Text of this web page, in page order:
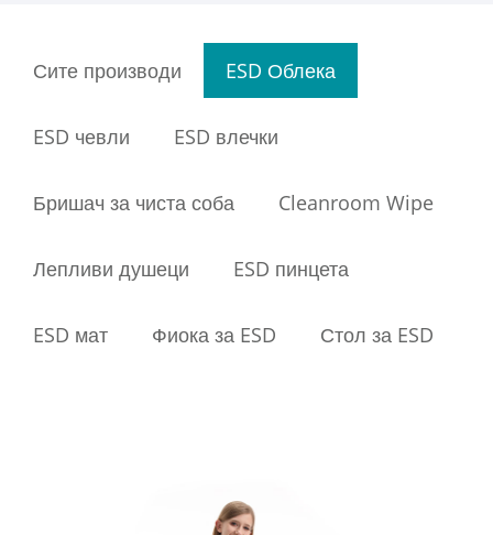
Сите производи ESD Облека
ESD чевли ESD влечки
Бришач за чиста соба Cleanroom Wipe
Лепливи душеци ESD пинцета
ESD мат Фиока за ESD Стол за ESD